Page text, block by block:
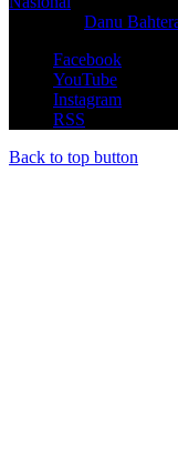
Danu
Facebook
YouTube
Instagram
RSS
Back to top button